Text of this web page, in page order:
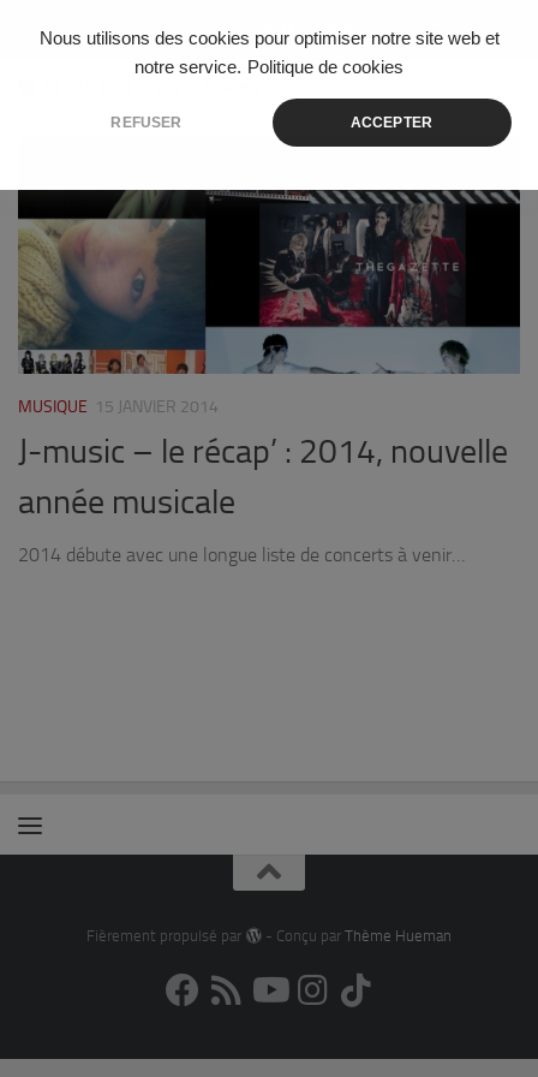
Nous utilisons des cookies pour optimiser notre site web et
notre service. Politique de cookies
REFUSER ACCEPTER
Skip to content
MUSIQUE 15 JANVIER 2014
J-music – le récap’ : 2014, nouvelle
année musicale
2014 débute avec une longue liste de concerts à venir…
Fièrement propulsé par - Conçu par Thème Hueman